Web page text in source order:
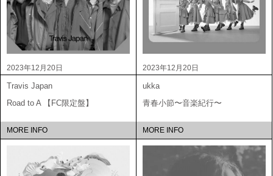
2023年12月20日
Travis Japan
Road to A 【FC限定盤】
MORE INFO
2023年12月20日
ukka
青春小節〜音楽紀行〜
MORE INFO